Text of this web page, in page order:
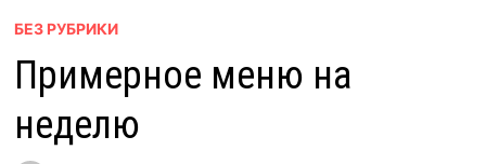
БЕЗ РУБРИКИ
Примерное меню на
неделю